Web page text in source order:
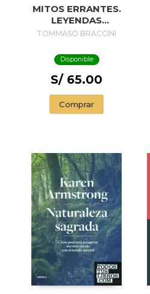
MITOS ERRANTES.
LEYENDAS
URBANAS DE HOY
TOMMASO BRACCINI
Disponible
S/ 65.00
Comprar